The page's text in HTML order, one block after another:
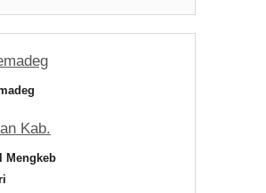
Kab.
Mengkeb